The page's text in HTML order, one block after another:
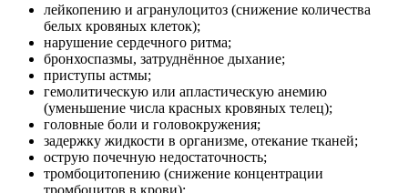
лейкопению и агранулоцитоз (снижение количества
белых кровяных клеток);
нарушение сердечного ритма;
бронхоспазмы, затруднённое дыхание;
приступы астмы;
гемолитическую или апластическую анемию
(уменьшение числа красных кровяных телец);
головные боли и головокружения;
задержку жидкости в организме, отекание тканей;
острую почечную недостаточность;
тромбоцитопению (снижение концентрации
тромбоцитов в крови);